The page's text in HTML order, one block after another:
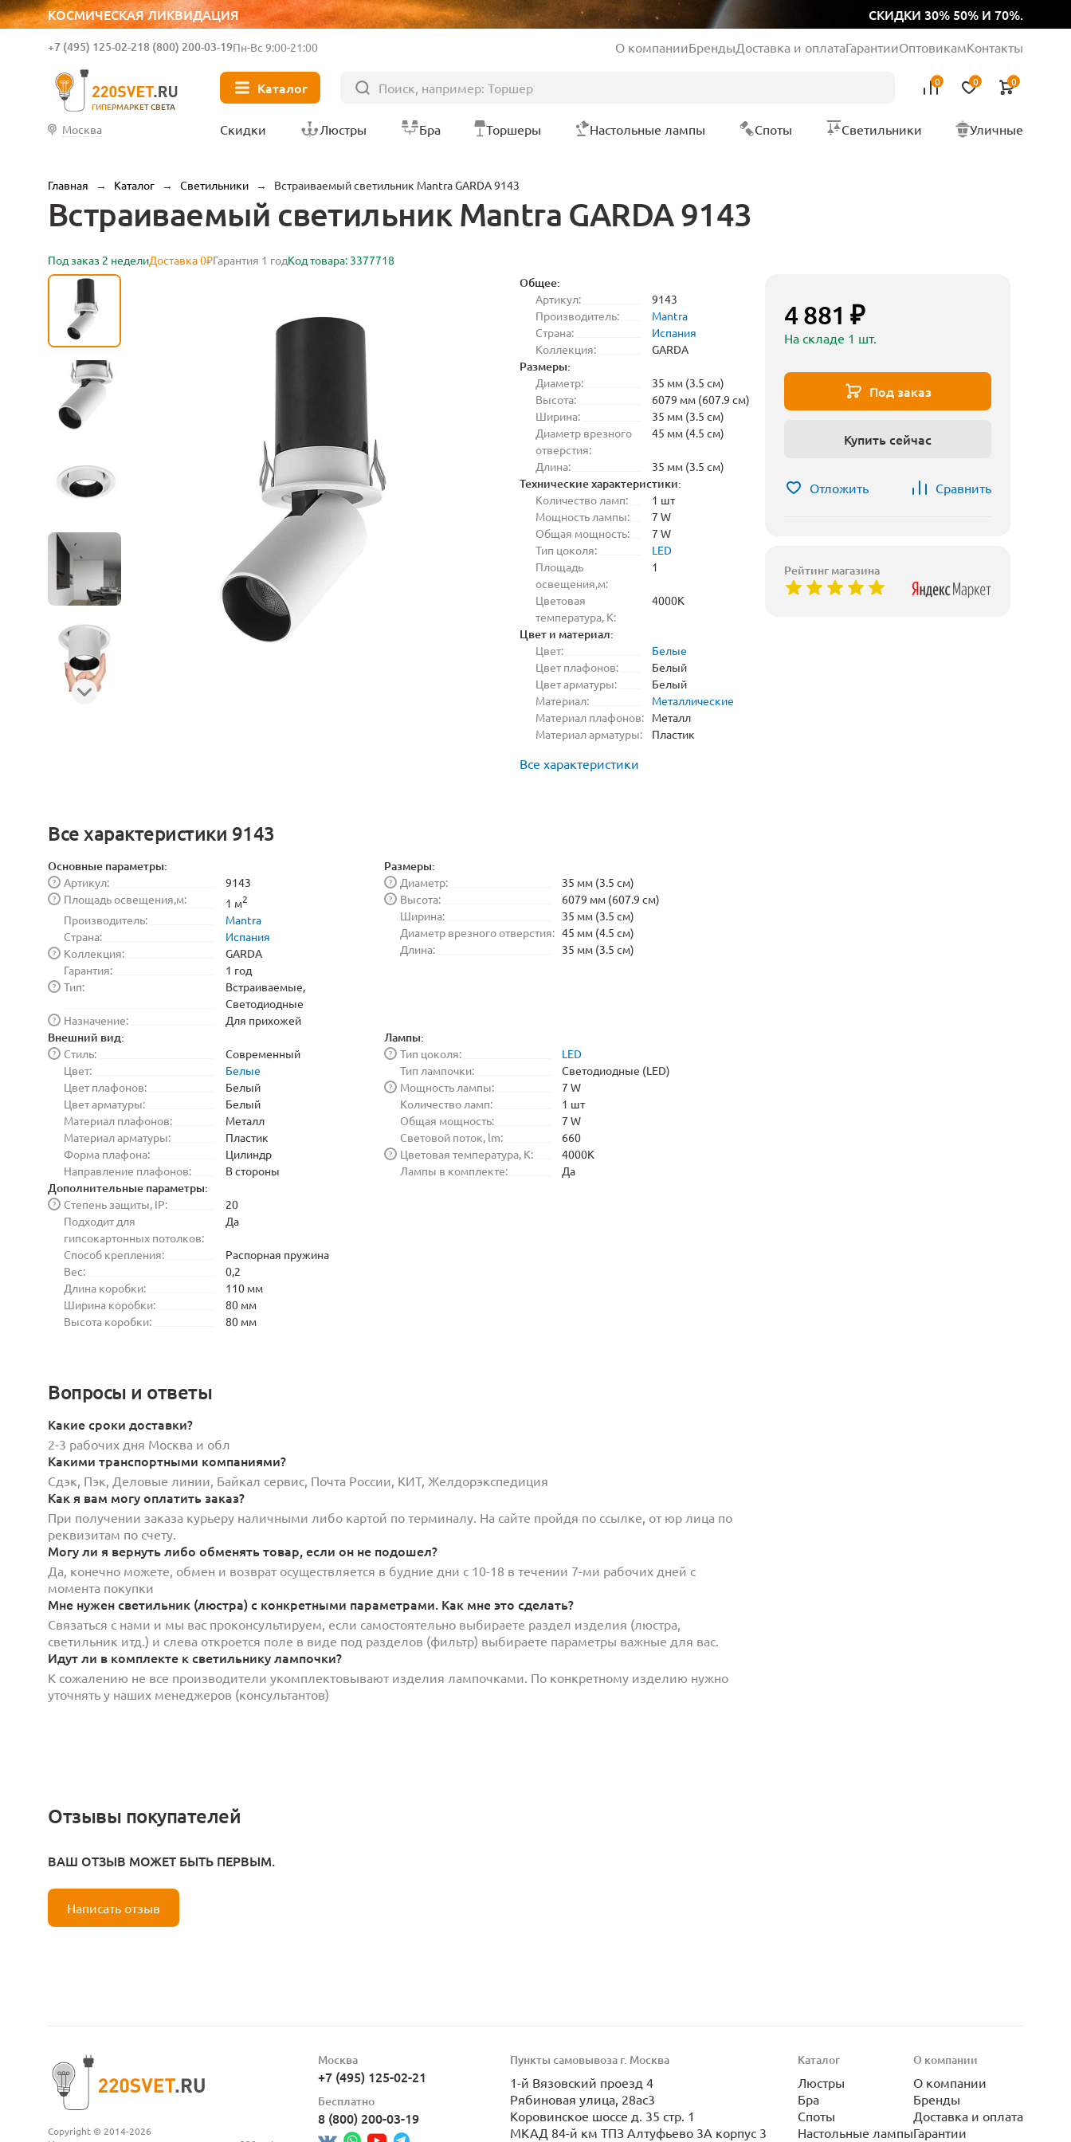
КОСМИЧЕСКАЯ ЛИКВИДАЦИЯ СКИДКИ 30% 50% И 70%.
ГИПЕРМАРКЕТ СВЕТА
+7 (495) 125-02-218 (800) 200-03-19Пн-Вс 9:00-21:00 О компанииБрендыДоставка и оплатаГарантииОптовикамКонтакты
Каталог 0 0 0
Москва Скидки Люстры Бра Торшеры Настольные лампы Споты Светильники Уличные
Главная → Каталог → Светильники → Встраиваемый светильник Mantra GARDA 9143
Встраиваемый светильник Mantra GARDA 9143
Под заказ 2 неделиДоставка 0₽Гарантия 1 годКод товара: 3377718
Общее:
Артикул:
9143
Производитель:
Mantra
Страна:
Испания
Коллекция:
GARDA
Размеры:
Диаметр:
35 мм (3.5 см)
Высота:
6079 мм (607.9 см)
Ширина:
35 мм (3.5 см)
Диаметр врезного
отверстия:
45 мм (4.5 см)
Длина: 35 мм (3.5 см)
Технические характеристики:
Количество ламп:
1 шт
Мощность лампы:
7 W
Общая мощность:
7 W
Тип цоколя:
LED
Площадь
освещения,м:
1
Цветовая
температура, K:
4000K
Цвет и материал:
Цвет:
Белые
Цвет плафонов:
Белый
Цвет арматуры:
Белый
Материал:
Металлические
Материал плафонов:
Металл
Материал арматуры:
Пластик
Все характеристики
Все характеристики 9143
Основные параметры:
Артикул:
?
9143
Площадь освещения,м:
? 1 м2
Производитель:
Mantra
Страна:
Испания
Коллекция:
?
GARDA
Гарантия:
1 год
Тип:
?
Встраиваемые,
Светодиодные
Назначение:
? Для прихожей
Размеры:
Диаметр:
?
35 мм (3.5 см)
Высота:
?
6079 мм (607.9 см)
Ширина:
35 мм (3.5 см)
Диаметр врезного отверстия: 45 мм (4.5 см)
Длина:
35 мм (3.5 см)
Внешний вид:
Стиль:
?
Современный
Цвет:
Белые
Цвет плафонов:
Белый
Цвет арматуры:
Белый
Материал плафонов:
Металл
Материал арматуры:
Пластик
Форма плафона:
Цилиндр
Направление плафонов:
В стороны
Лампы:
Тип цоколя:
?
LED
Тип лампочки:
Светодиодные (LED)
Мощность лампы:
?
7 W
Количество ламп:
1 шт
Общая мощность:
7 W
Световой поток, lm:
660
Цветовая температура, K:
?
4000K
Лампы в комплекте:
Да
Дополнительные параметры:
Степень защиты, IP:
?
20
Подходит для
гипсокартонных потолков:
Да
Способ крепления:
Распорная пружина
Вес:
0,2
Длина коробки:
110 мм
Ширина коробки:
80 мм
Высота коробки:
80 мм
Вопросы и ответы
Какие сроки доставки?
2-3 рабочих дня Москва и обл
Какими транспортными компаниями?
Сдэк, Пэк, Деловые линии, Байкал сервис, Почта России, КИТ, Желдорэкспедиция
Как я вам могу оплатить заказ?
При получении заказа курьеру наличными либо картой по терминалу. На сайте пройдя по ссылке, от юр лица по
реквизитам по счету.
Могу ли я вернуть либо обменять товар, если он не подошел?
Да, конечно можете, обмен и возврат осуществляется в будние дни с 10-18 в течении 7-ми рабочих дней с
момента покупки
Мне нужен светильник (люстра) с конкретными параметрами. Как мне это сделать?
Связаться с нами и мы вас проконсультируем, если самостоятельно выбираете раздел изделия (люстра,
светильник итд.) и слева откроется поле в виде под разделов (фильтр) выбираете параметры важные для вас.
Идут ли в комплекте к светильнику лампочки?
К сожалению не все производители укомплектовывают изделия лампочками. По конкретному изделию нужно
уточнять у наших менеджеров (консультантов)
4 881 ₽
На складе 1 шт.
Под заказ
Купить сейчас
Отложить Сравнить
Рейтинг магазина
Отзывы покупателей
ВАШ ОТЗЫВ МОЖЕТ БЫТЬ ПЕРВЫМ.
Написать отзыв
Copyright © 2014-2026
Москва
+7 (495) 125-02-21
Бесплатно
8 (800) 200-03-19
Пункты самовывоза г. Москва
1-й Вязовский проезд 4
Рябиновая улица, 28ас3
Коровинское шоссе д. 35 стр. 1
МКАД 84-й км ТПЗ Алтуфьево 3А корпус 3
Каталог
Люстры
Бра
Споты
Настольные лампы
О компании
О компании
Бренды
Доставка и оплата
Гарантии